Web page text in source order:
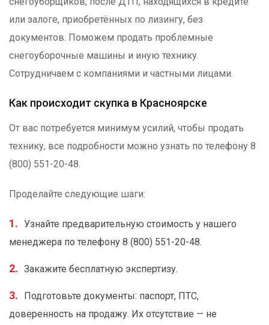
или залоге, приобретённых по лизингу, без
документов. Поможем продать проблемные
снегоуборочные машины и иную технику.
Сотрудничаем с компаниями и частными лицами.
Как происходит скупка в Красноярске
От вас потребуется минимум усилий, чтобы продать
технику, все подробности можно узнать по телефону 8
(800) 551-20-48.
Проделайте следующие шаги:
Узнайте предварительную стоимость у нашего
менеджера по телефону 8 (800) 551-20-48.
Закажите бесплатную экспертизу.
Подготовьте документы: паспорт, ПТС,
доверенность на продажу. Их отсутствие — не